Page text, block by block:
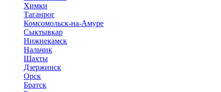
Химки
Таганрог
Комсомольск-на-Амуре
Сыктывкар
Нижнекамск
Нальчик
Шахты
Дзержинск
Орск
Братск